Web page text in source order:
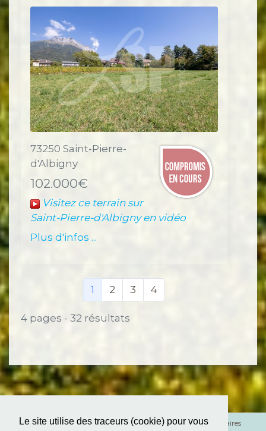
Le site utilise des traceurs (cookie) pour vous
73250 Saint-Pierre-
d'Albigny
102.000€
Visitez ce terrain sur
Saint-Pierre-d'Albigny en vidéo
Plus d'infos ...
1 (Page courante)
2 3 4
4 pages - 32 résultats
Mentions légales
Honoraires